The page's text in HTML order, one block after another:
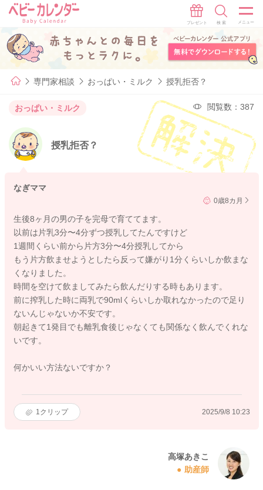
専門家相談 おっぱい・ミルク 授乳拒否？
おっぱい・ミルク 閲覧数：387
授乳拒否？
なぎママ
0歳8カ月
生後8ヶ月の男の子を完母で育ててます。
以前は片乳3分〜4分ずつ授乳してたんですけど
1週間くらい前から片方3分〜4分授乳してから
もう片方飲ませようとしたら反って嫌がり1分くらいしか飲まな
くなりました。
時間を空けて飲ましてみたら飲んだりする時もあります。
前に搾乳した時に両乳で90mlくらいしか取れなかったので足り
ないんじゃないか不安です。
朝起きて1発目でも離乳食後じゃなくても関係なく飲んでくれな
いです。
何かいい方法ないですか？
1 クリップ 2025/9/8 10:23
高塚あきこ
助産師